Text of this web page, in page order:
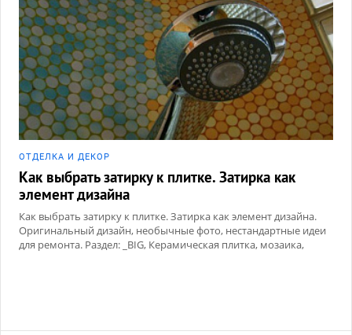
ОТДЕЛКА И ДЕКОР
Как выбрать затирку к плитке. Затирка как
элемент дизайна
Как выбрать затирку к плитке. Затирка как элемент дизайна.
Оригинальный дизайн, необычные фото, нестандартные идеи
для ремонта. Раздел: _BIG, Керамическая плитка, мозаика,